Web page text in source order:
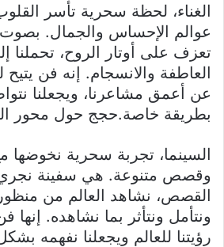
الغناء، لحظة سحرية تأسر
عوالم الإحساس والجمال. بصوت
تعزف على أوتار الروح، تحملنا
العاطفة والانسجام. إنه فن يتيح
عن أعمق مشاعرنا، ويجعلنا
بطريقة خاصة.حجج حول محور الفنون 9
السينما، تجربة سحرية
وقصص متنوعة. هي سفينة
القصص، نشاهد العالم من
ونتأمل ونتأثر بما نشاهده. إنها
رؤيتنا للعالم ويجعلنا نفهمه